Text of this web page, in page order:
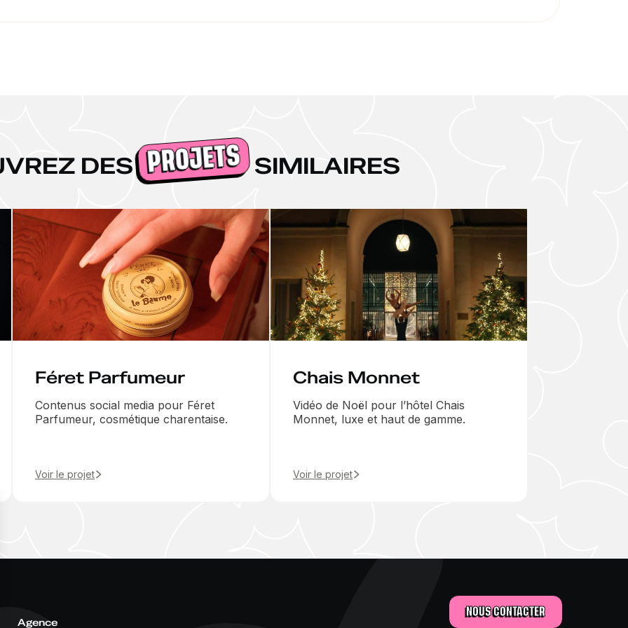
DES PROJETS SIMILAIRES
Féret Parfumeur
Contenus social media pour Féret
Parfumeur, cosmétique charentaise.
Voir le projet
Chais Monnet
Vidéo de Noël pour l’hôtel Chais
Monnet, luxe et haut de gamme.
Voir le projet
Agence
NOUS CONTACTER